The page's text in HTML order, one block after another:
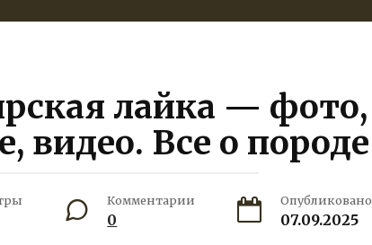
лайка — фото,
видео. Все о породе
Комментарии
0
Опубликовано
07.09.2025